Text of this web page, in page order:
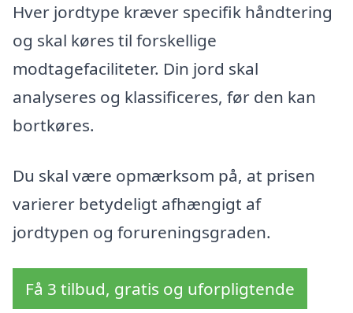
Hver jordtype kræver specifik håndtering
og skal køres til forskellige
modtagefaciliteter. Din jord skal
analyseres og klassificeres, før den kan
bortkøres.
Du skal være opmærksom på, at prisen
varierer betydeligt afhængigt af
jordtypen og forureningsgraden.
Få 3 tilbud, gratis og uforpligtende